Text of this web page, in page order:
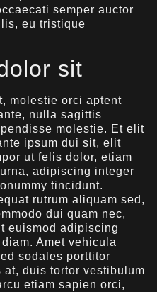
semper auctor
eu tristique
sit
molestie orci aptent
nulla sagittis
molestie. Et elit
ipsum dui sit, elit
ut felis dolor, etiam
adipiscing integer
tincidunt.
rutrum aliquam sed,
dui quam nec,
euismod adipiscing
Amet vehicula
sodales porttitor
at, duis tortor vestibulum
etiam sapien orci,